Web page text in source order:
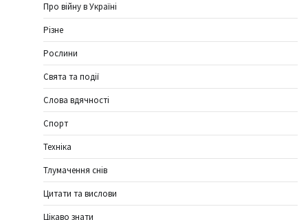
Про війну в Україні
Різне
Рослини
Свята та події
Слова вдячності
Спорт
Техніка
Тлумачення снів
Цитати та вислови
Цікаво знати